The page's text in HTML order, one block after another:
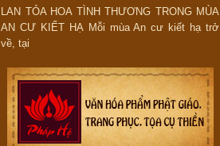
LAN TỎA HOA TÌNH THƯƠNG TRONG MÙA
AN CƯ KIẾT HẠ Mỗi mùa An cư kiết hạ trở
về, tại